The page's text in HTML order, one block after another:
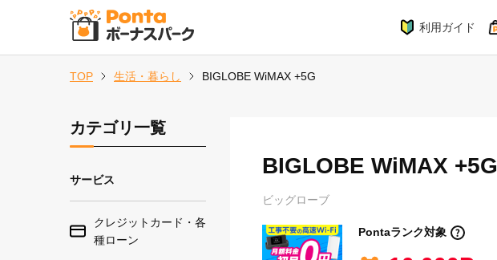
利用ガイド
TOP 生活・暮らし BIGLOBE WiMAX +5G
カテゴリ一覧
サービス
クレジットカード・各
種ローン
BIGLOBE WiMAX +5G
ビッグローブ
Pontaランク対象